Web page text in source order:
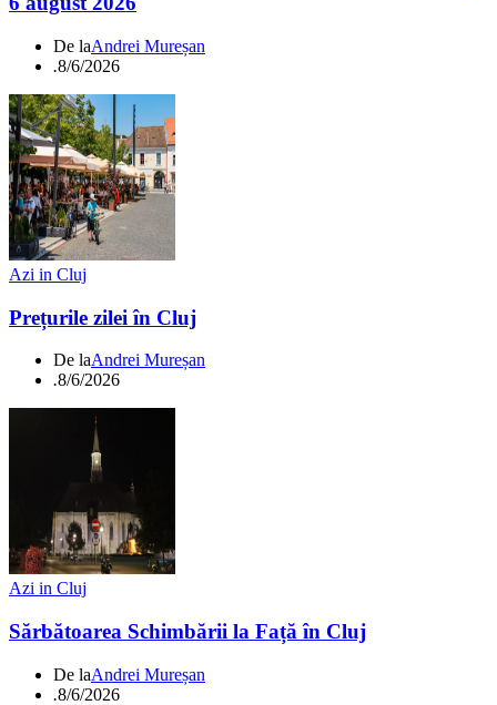
De laAndrei Mureșan
.8/6/2026
Azi in Cluj
Prețurile zilei în Cluj
De laAndrei Mureșan
.8/6/2026
Azi in Cluj
Sărbătoarea Schimbării la Față în Cluj
De laAndrei Mureșan
.8/6/2026